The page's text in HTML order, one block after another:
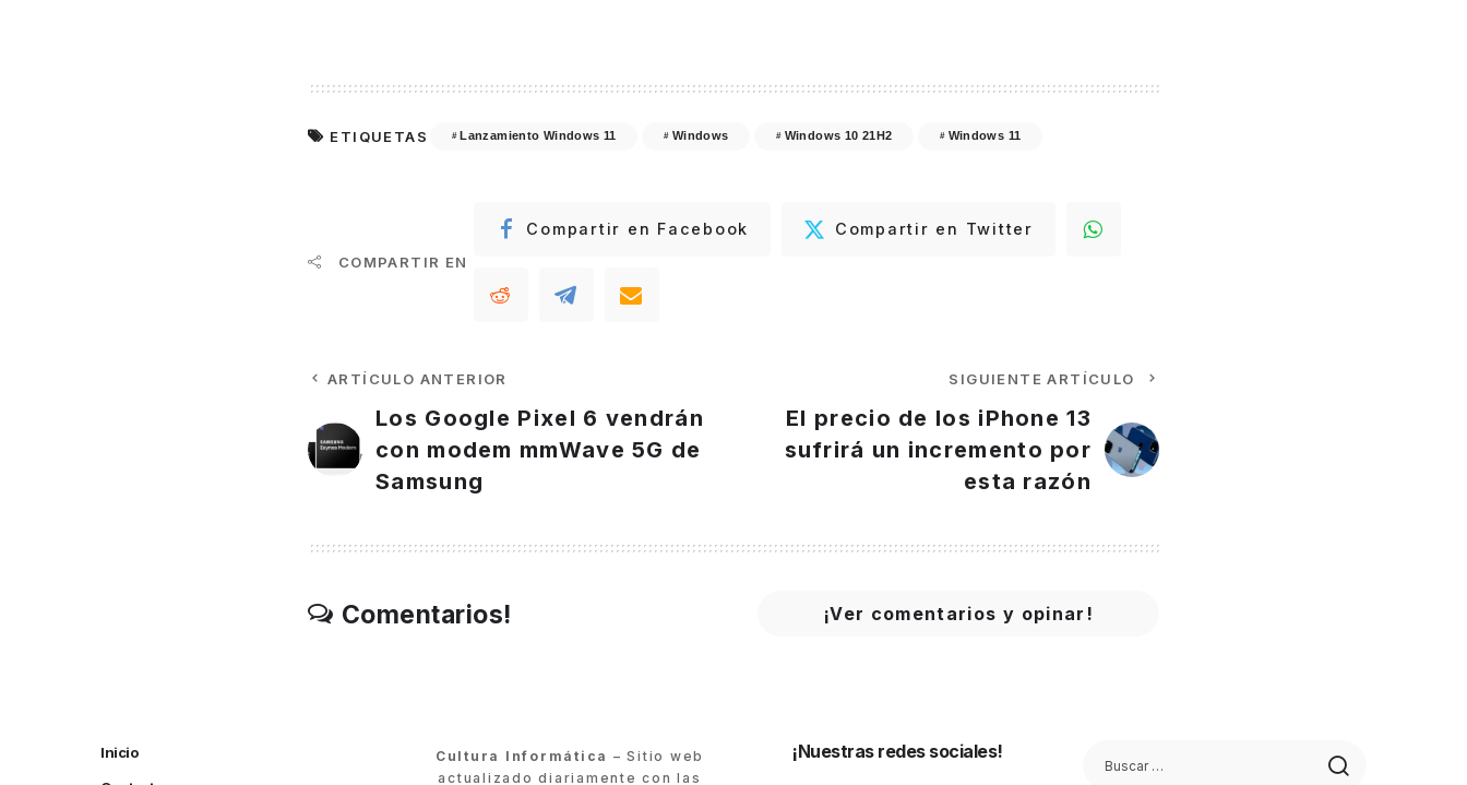
ETIQUETAS Lanzamiento Windows 11 Windows Windows 10 21H2 Windows 11
COMPARTIR EN
Compartir en Facebook Compartir en Twitter
ARTÍCULO ANTERIOR
Los Google Pixel 6 vendrán
con modem mmWave 5G de
Samsung
SIGUIENTE ARTÍCULO
El precio de los iPhone 13
sufrirá un incremento por
esta razón
Comentarios! ¡Ver comentarios y opinar!
Inicio
Cultura Informática – Sitio web
actualizado diariamente con las
¡Nuestras redes sociales!